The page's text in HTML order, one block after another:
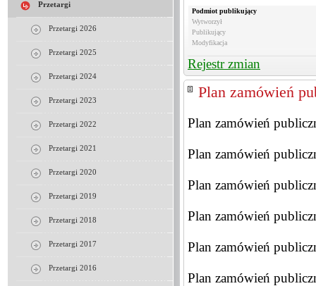
Przetargi
Przetargi 2026
Przetargi 2025
Przetargi 2024
Przetargi 2023
Przetargi 2022
Przetargi 2021
Przetargi 2020
Przetargi 2019
Przetargi 2018
Przetargi 2017
Przetargi 2016
Podmiot publikujący
Wytworzył
Publikujący
Modyfikacja
Rejestr zmian
Plan zamówień
Plan zamówień
Plan zamówień
Plan zamówień
Plan zamówień
Plan zamówień
Plan zamówień